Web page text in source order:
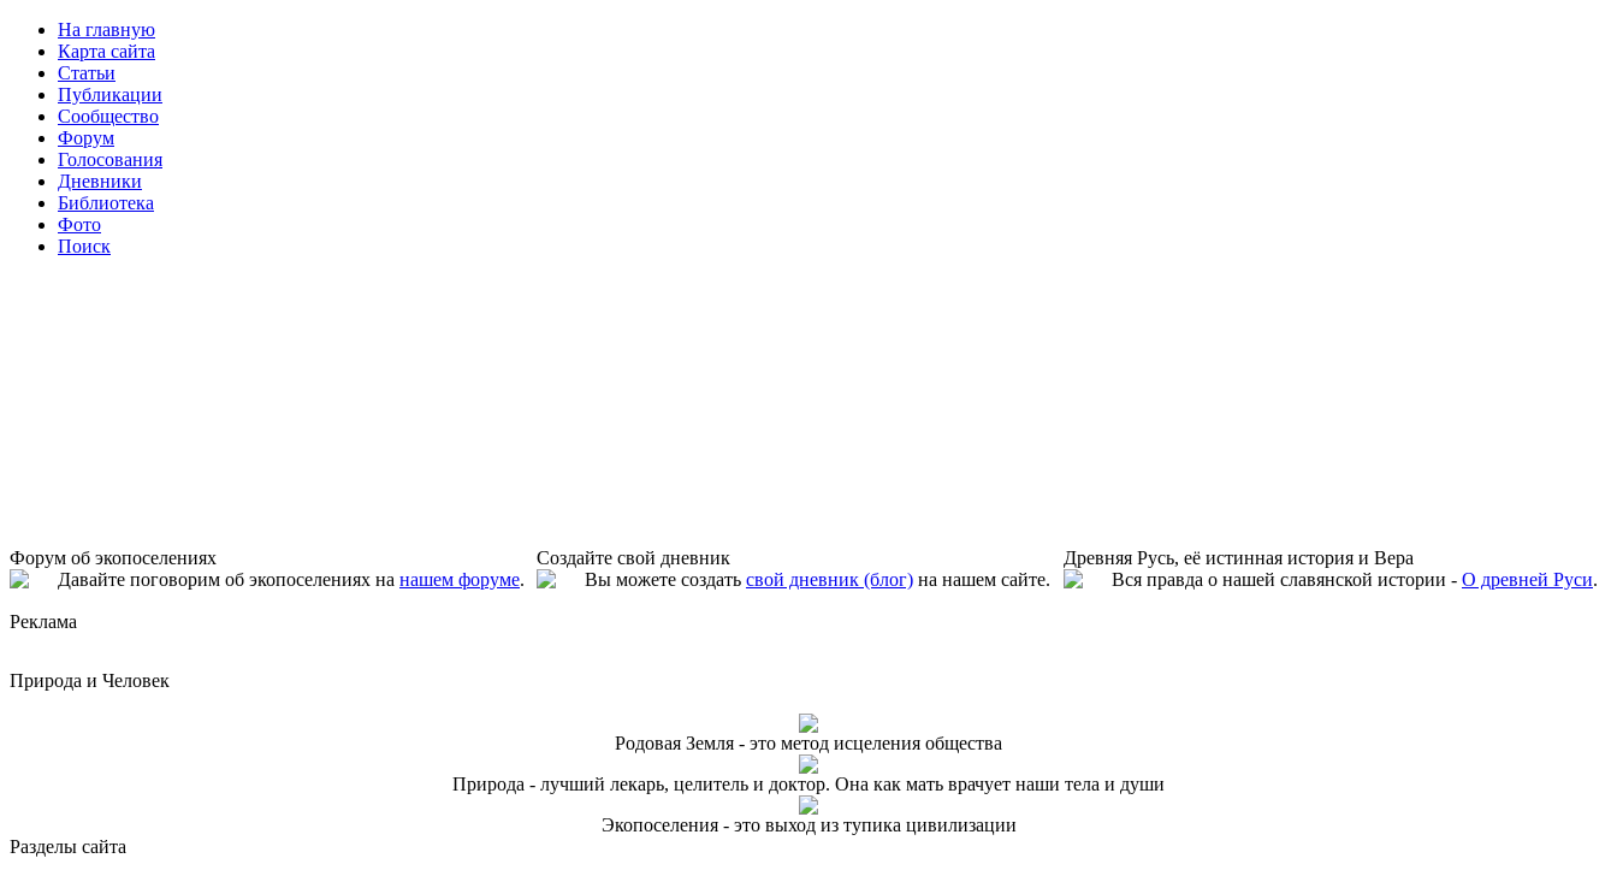
На главную
Карта сайта
Статьи
Публикации
Сообщество
Форум
Голосования
Дневники
Библиотека
Фото
Поиск
Форум об экопоселениях
Давайте поговорим об экопоселениях на нашем форуме.
Создайте свой дневник
Вы можете создать свой дневник (блог) на нашем сайте.
Древняя Русь, её истинная история и Вера
Вся правда о нашей славянской истории - О древней Руси.
Реклама
Природа и Человек
Родовая Земля - это метод исцеления общества
Природа - лучший лекарь, целитель и доктор. Она как мать врачует наши тела и души
Экопоселения - это выход из тупика цивилизации
Разделы сайта